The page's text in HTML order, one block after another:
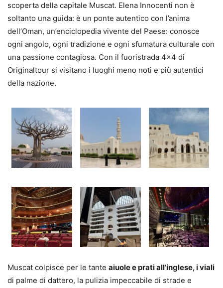
scoperta della capitale Muscat. Elena Innocenti non è
soltanto una guida: è un ponte autentico con l’anima
dell’Oman, un’enciclopedia vivente del Paese: conosce
ogni angolo, ogni tradizione e ogni sfumatura culturale con
una passione contagiosa. Con il fuoristrada 4×4 di
Originaltour si visitano i luoghi meno noti e più autentici
della nazione.
Muscat colpisce per le tante aiuole e prati all’inglese, i viali
di palme di dattero, la pulizia impeccabile di strade e